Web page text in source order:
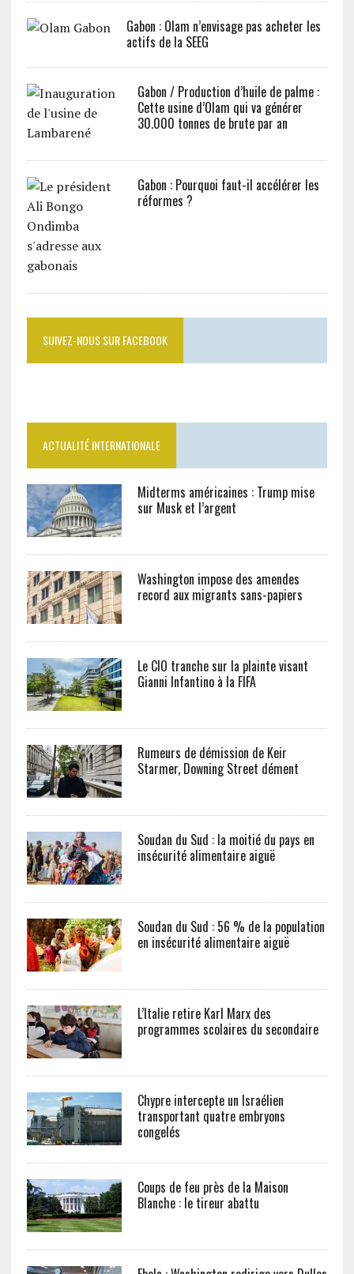
Gabon : Olam n’envisage pas acheter les
actifs de la SEEG
Gabon / Production d’huile de palme :
Cette usine d’Olam qui va générer
30.000 tonnes de brute par an
Gabon : Pourquoi faut-il accélérer les
réformes ?
SUIVEZ-NOUS SUR FACEBOOK
ACTUALITÉ INTERNATIONALE
Midterms américaines : Trump mise
sur Musk et l’argent
Washington impose des amendes
record aux migrants sans-papiers
Le CIO tranche sur la plainte visant
Gianni Infantino à la FIFA
Rumeurs de démission de Keir
Starmer, Downing Street dément
Soudan du Sud : la moitié du pays en
insécurité alimentaire aiguë
Soudan du Sud : 56 % de la population
en insécurité alimentaire aiguë
L’Italie retire Karl Marx des
programmes scolaires du secondaire
Chypre intercepte un Israélien
transportant quatre embryons
congelés
Coups de feu près de la Maison
Blanche : le tireur abattu